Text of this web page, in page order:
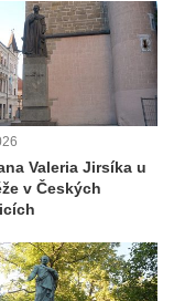
v
Valeria Jirsíka u
v Českých